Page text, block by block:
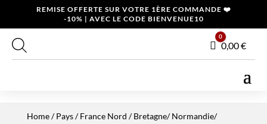
REMISE OFFERTE SUR VOTRE 1ÈRE COMMANDE ❤️
-10% | AVEC LE CODE BIENVENUE10
Panier
0
0,00€
Home/Pays/France Nord /Bretagne/ Normandie/